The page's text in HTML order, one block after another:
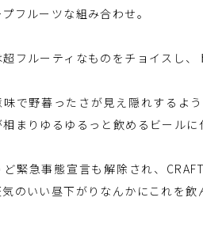
フルーツな組み合わせ。
フルーティなものをチョイスし、
味で野暮ったさが見え隠れするよ
まりゆるゆるっと飲めるビールに
ど緊急事態宣言も解除され、
のいい昼下がりなんかにこれを飲